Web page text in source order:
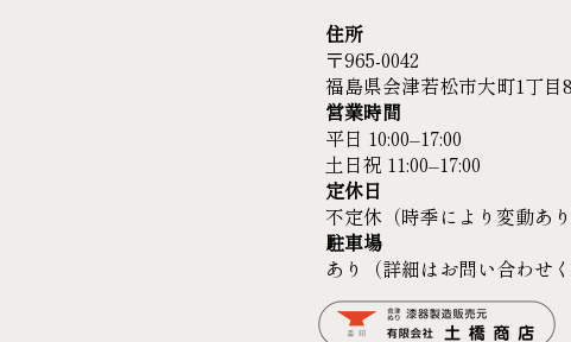
住所
〒965-0042
福島県会津若松市大町1丁目
営業時間
平日 10:00–17:00
土 日祝 11:00–17:00
定休日
不定休（時季により変動あり
駐車場
あり（詳細はお問い合わせく